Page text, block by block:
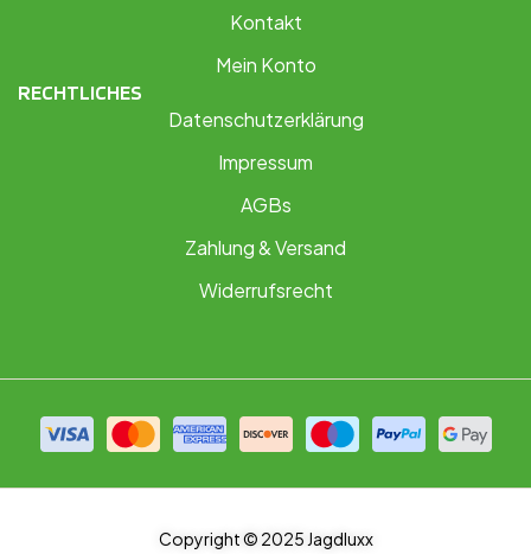
Kontakt
Mein Konto
RECHTLICHES
Datenschutzerklärung
Impressum
AGBs
Zahlung & Versand
Widerrufsrecht
Copyright © 2025 Jagdluxx